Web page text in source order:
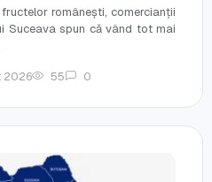
românești, comercianții
Suceava spun că vând tot mai
2026 55 0